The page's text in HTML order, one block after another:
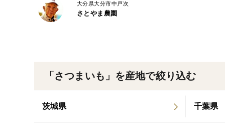
「さつまいも」を産地で絞り込む
茨城県 千葉県
大分県大分市中戸次
さとやま農園